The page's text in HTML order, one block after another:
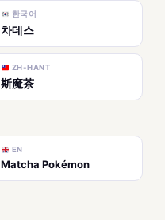
한국어
차데스
ZH-HANT
斯魔茶
EN
Matcha Pokémon